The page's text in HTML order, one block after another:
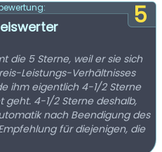
5
die 5 Sterne, weil er sie sich
Leistungs-Verhältnisses
ihm eigentlich 4-1/2 Sterne
geht. 4-1/2 Sterne deshalb,
nach Beendigung des
für diejenigen, die